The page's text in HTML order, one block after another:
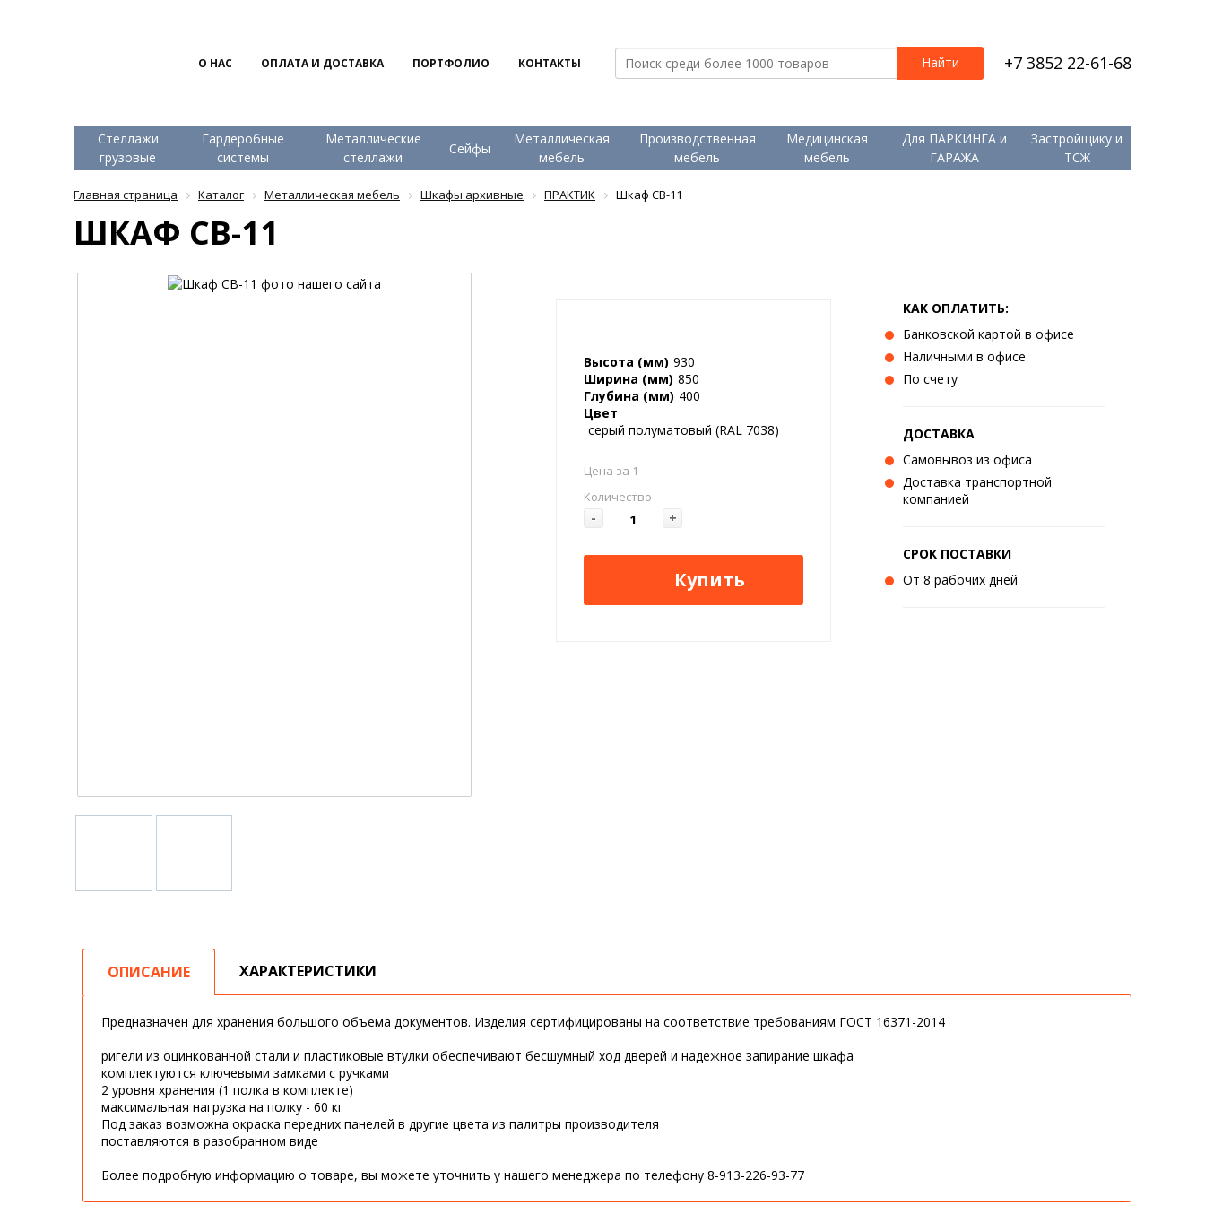
О НАС ОПЛАТА И ДОСТАВКА ПОРТФОЛИО КОНТАКТЫ +7 3852 22-61-68
Стеллажи
грузовые
Гардеробные
системы
Металлические
стеллажи
Сейфы
Металлическая
мебель
Производственная
мебель
Медицинская
мебель
Для ПАРКИНГА и
ГАРАЖА
Застройщику и
ТСЖ
Главная страница Каталог Металлическая мебель Шкафы архивные ПРАКТИК Шкаф CB-11
ШКАФ CB-11
Высота (мм) 930
Ширина (мм) 850
Глубина (мм) 400
Цвет
серый полуматовый (RAL 7038)
Цена за 1
Количество
- +
Купить
КАК ОПЛАТИТЬ:
Банковской картой в офисе
Наличными в офисе
По счету
ДОСТАВКА
Самовывоз из офиса
Доставка транспортной
компанией
СРОК ПОСТАВКИ
От 8 рабочих дней
ОПИСАНИЕ ХАРАКТЕРИСТИКИ
Предназначен для хранения большого объема документов. Изделия сертифицированы на соответствие требованиям ГОСТ 16371-2014
ригели из оцинкованной стали и пластиковые втулки обеспечивают бесшумный ход дверей и надежное запирание шкафа
комплектуются ключевыми замками с ручками
2 уровня хранения (1 полка в комплекте)
максимальная нагрузка на полку - 60 кг
Под заказ возможна окраска передних панелей в другие цвета из палитры производителя
поставляются в разобранном виде
Более подробную информацию о товаре, вы можете уточнить у нашего менеджера по телефону 8-913-226-93-77